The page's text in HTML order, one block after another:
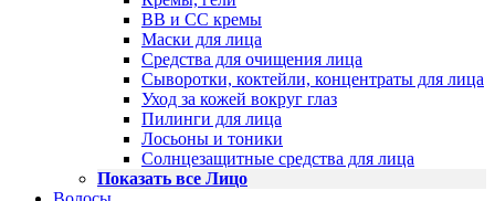
BB и CC кремы
Маски для лица
Средства для очищения лица
Сыворотки, коктейли, концентраты для лица
Уход за кожей вокруг глаз
Пилинги для лица
Лосьоны и тоники
Солнцезащитные средства для лица
Показать все Лицо